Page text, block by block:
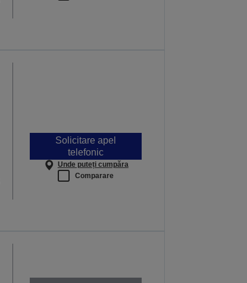
Solicitare apel
telefonic
Unde puteți cumpăra
Comparare